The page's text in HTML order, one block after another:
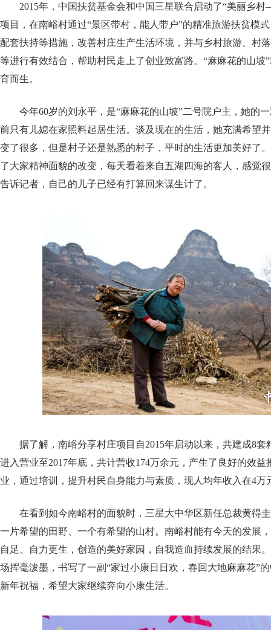
2015年，中国扶贫基金会和中国三星联合启动了“美丽乡
项目，在南峪村通过“景区带村，能人带户”的精准旅游扶贫模
配套扶持等措施，改善村庄生产生活环境，并与乡村旅游、村
等进行有效结合，帮助村民走上了创业致富路。“麻麻花的山坡
育而生。
今年60岁的刘永平，是“麻麻花的山坡”二号院户主，她的
前只有儿媳在家照料起居生活。谈及现在的生活，她充满希望
变了很多，但是村子还是熟悉的村子，平时的生活更加美好了
了大家精神面貌的改变，每天看着来自五湖四海的客人，感觉
告诉记者，自己的儿子已经有打算回来谋生计了。
据了解，南峪分享村庄项目自2015年启动以来，共建成8套
进入营业至2017年底，共计营收174万余元，产生了良好的效益
业，通过培训，提升村民自身能力与素质，现人均年收入在4万
在看到如今南峪村的面貌时，三星大中华区新任总裁黄得
一片希望的田野、一个有希望的山村。南峪村能有今天的发展
自足、自力更生，创造的美好家园，自我造血持续发展的结果
场挥毫泼墨，书写了一副“家过小康日日欢，春回大地麻麻花”
新年祝福，希望大家继续奔向小康生活。